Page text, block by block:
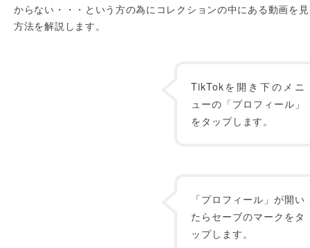
からない・・・という方の為にコレクションの中にある動画を
方法を解説します。
TikTokを開き下のメニ
ューの「プロフィール」
をタップします。
「プロフィール」が開い
たらセーブのマークをタ
ップします。